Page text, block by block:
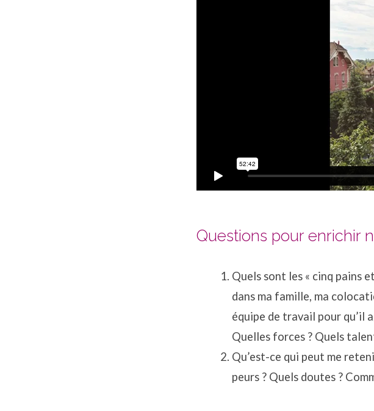
Questions pour enrichir
Quels sont les « cinq pains
dans ma famille, ma
équipe de travail pour qu’il
Quelles forces ? Quels
Qu’est-ce qui peut me
peurs ? Quels doutes ?